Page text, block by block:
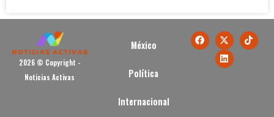
2026 © Copyright -
Noticias Activas
México
Política
Internacional